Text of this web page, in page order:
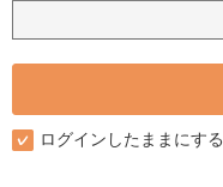
ログインしたままにする